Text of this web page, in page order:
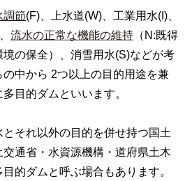
調節(F)、上水道(W)、工業用水(I)、
流水の正常な機能の維持 （N:既得
の保全）、消雪用水(S)などが考
の中から 2つ以上の目的用途を兼
目的ダムといいます。
それ以外の目的を併せ持つ国土
通省・水資源機構・道府県土木
的ダムと呼ぶ場合もあります。